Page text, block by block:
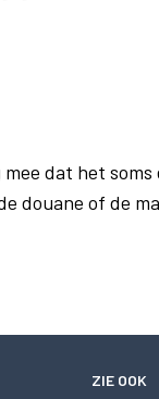
dat het soms
douane of de
ZIE OOK